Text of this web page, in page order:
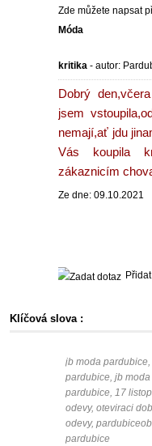
Zde můžete napsat
Móda
kritika - autor:
Dobrý
jsem
nemají,ať jdu
Vás koupila
zákaznicím
Ze dne: 09.10.2021
Klíčová slova :
jb moda
pardubice, jb
pardubice, 17
odevy, oteviraci
odevy,
pardubice